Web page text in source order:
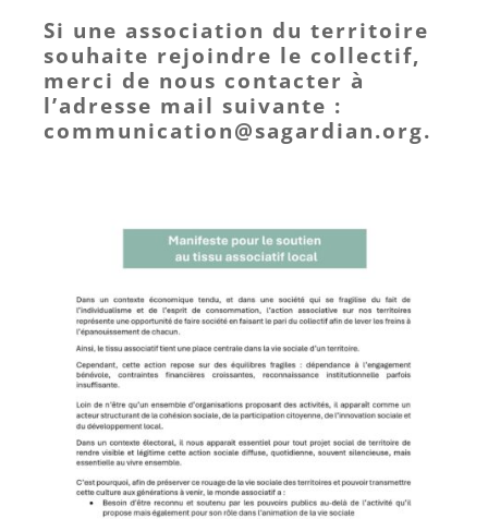
Si une association du territoire
souhaite rejoindre le collectif,
merci de nous contacter à
l’adresse mail suivante :
communication@sagardian.org.